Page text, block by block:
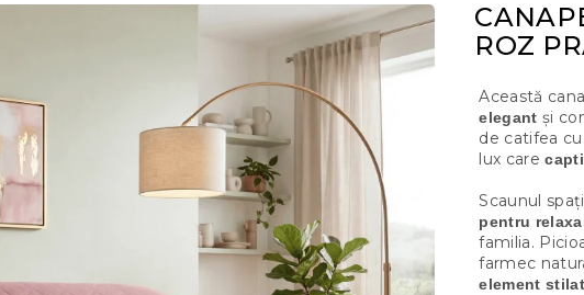
ROZ
Această
elegant și
de catifea
lux care
Scaunul
pentru
familia.
farmec
element